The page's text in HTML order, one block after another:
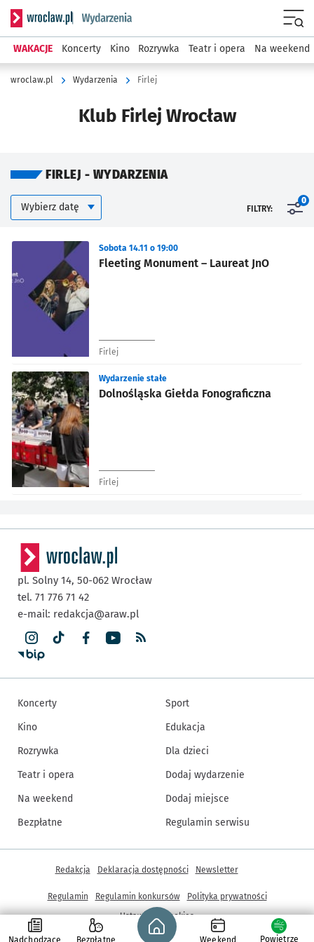
Serwis informacyjny wroclaw.pl podserwis: Wydarzenia
WAKACJE Koncerty Kino Rozrywka Teatr i opera Na weekend
wroclaw.pl Wydarzenia Firlej
Klub Firlej Wrocław
FIRLEJ - WYDARZENIA
Kalendarium
Wybierz datę FILTRY:
0
Fleeting Monument – Laureat JnO
Sobota 14.11 o 19:00
Firlej
Dolnośląska Giełda Fonograficzna
Wydarzenie stałe
Firlej
Nadchodzące Bezpłatne
Strona główna - wroclaw.pl
Weekend Powietrze
pl. Solny 14, 50-062 Wrocław
tel. 71 776 71 42
e-mail: redakcja@araw.pl
Koncerty
Kino
Rozrywka
Teatr i opera
Na weekend
Bezpłatne
Sport
Edukacja
Dla dzieci
Dodaj wydarzenie
Dodaj miejsce
Regulamin serwisu
Inne informacje
Redakcja Deklaracja dostępności Newsletter
Regulamin Regulamin konkursów
Polityka prywatności
Ustawienia cookies